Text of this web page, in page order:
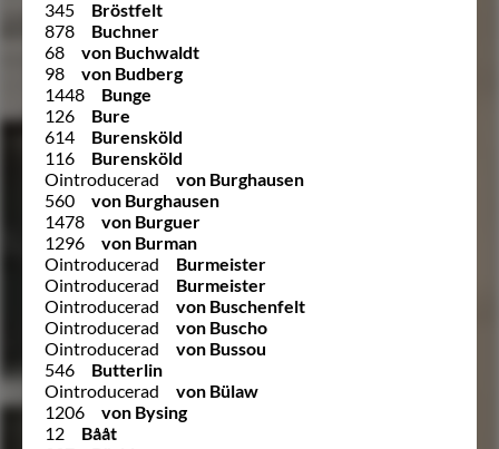
345
Bröstfelt
878
Buchner
68
von Buchwaldt
98
von Budberg
1448
Bunge
126
Bure
614
Burensköld
116
Burensköld
Ointroducerad
von Burghausen
560
von Burghausen
1478
von Burguer
1296
von Burman
Ointroducerad
Burmeister
Ointroducerad
Burmeister
Ointroducerad
von Buschenfelt
Ointroducerad
von Buscho
Ointroducerad
von Bussou
546
Butterlin
Ointroducerad
von Bülaw
1206
von Bysing
12
Bååt